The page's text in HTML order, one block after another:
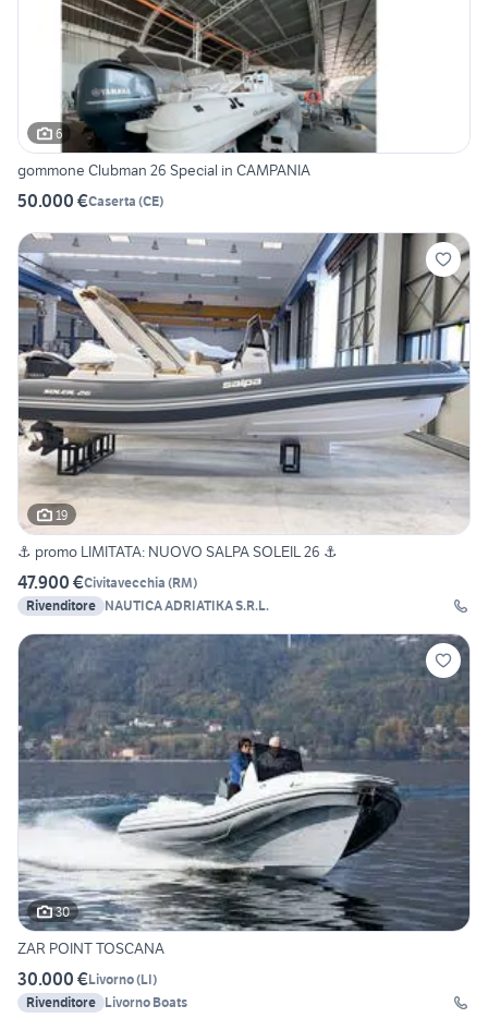
6
gommone Clubman 26 Special in CAMPANIA
50.000 €Caserta (CE)
19
⚓️ promo LIMITATA: NUOVO SALPA SOLEIL 26 ⚓️
47.900 €Civitavecchia (RM)
Rivenditore NAUTICA ADRIATIKA S.R.L.
30
ZAR POINT TOSCANA
30.000 €Livorno(LI)
Rivenditore Livorno Boats